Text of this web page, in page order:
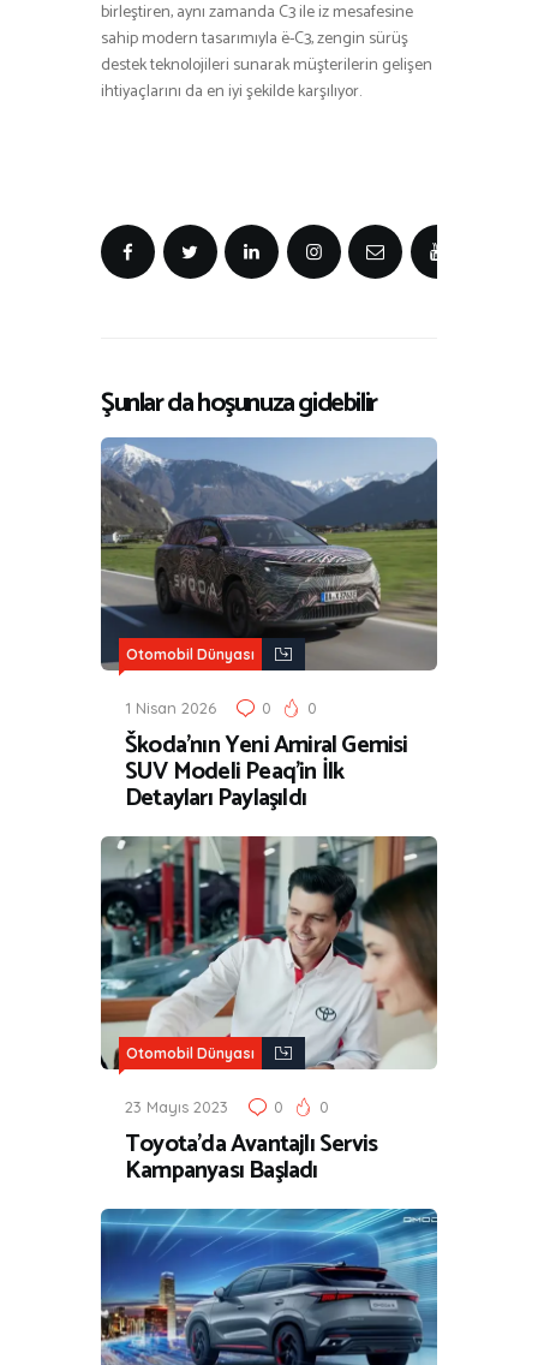
birleştiren, aynı zamanda C3 ile iz mesafesine
sahip modern tasarımıyla ë-C3, zengin sürüş
destek teknolojileri sunarak müşterilerin gelişen
ihtiyaçlarını da en iyi şekilde karşılıyor.
Şunlar da hoşunuza gidebilir
Otomobil Dünyası
1 Nisan 2026 0 0
Škoda’nın Yeni Amiral Gemisi
SUV Modeli Peaq’in İlk
Detayları Paylaşıldı
Otomobil Dünyası
23 Mayıs 2023 0 0
Toyota’da Avantajlı Servis
Kampanyası Başladı